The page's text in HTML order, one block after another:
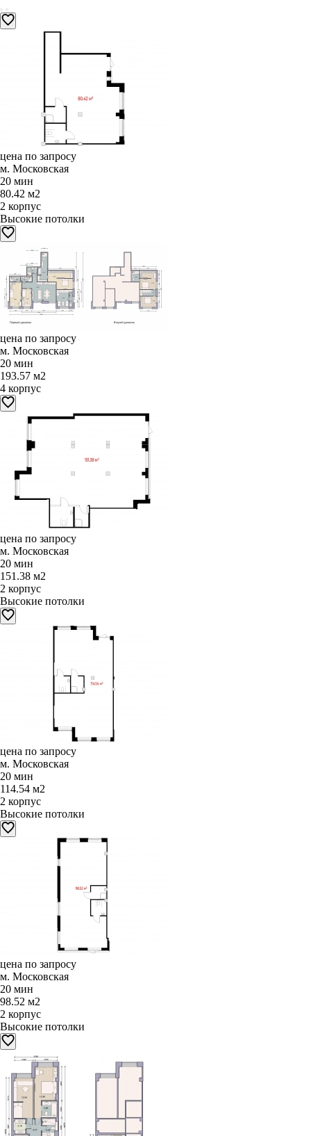
цена по запросу
м. Московская
20 мин
80.42 м2
2 корпус
Высокие потолки
цена по запросу
м. Московская
20 мин
193.57 м2
4 корпус
цена по запросу
м. Московская
20 мин
151.38 м2
2 корпус
Высокие потолки
цена по запросу
м. Московская
20 мин
114.54 м2
2 корпус
Высокие потолки
цена по запросу
м. Московская
20 мин
98.52 м2
2 корпус
Высокие потолки